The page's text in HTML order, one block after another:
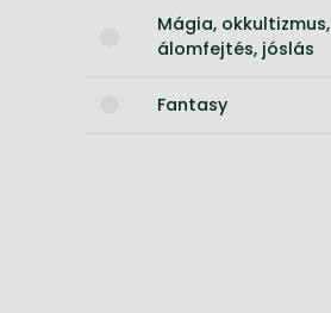
Mágia, okkultizmus,
álomfejtés, jóslás
Fantasy